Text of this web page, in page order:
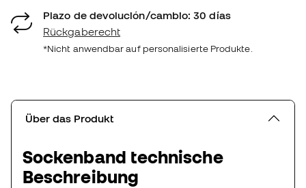
Plazo de devolución/cambio: 30 días
Rückgaberecht
*Nicht anwendbar auf personalisierte Produkte.
Über das Produkt
Sockenband technische
Beschreibung